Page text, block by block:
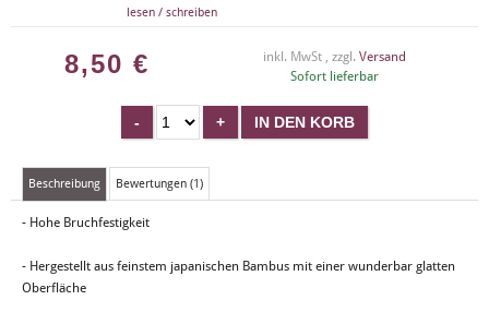
lesen / schreiben
8,50 € inkl. MwSt , zzgl. Versand
Sofort lieferbar
Beschreibung Bewertungen (1)
- Hohe Bruchfestigkeit
- Hergestellt aus feinstem japanischen Bambus mit einer wunderbar glatten
Oberfläche